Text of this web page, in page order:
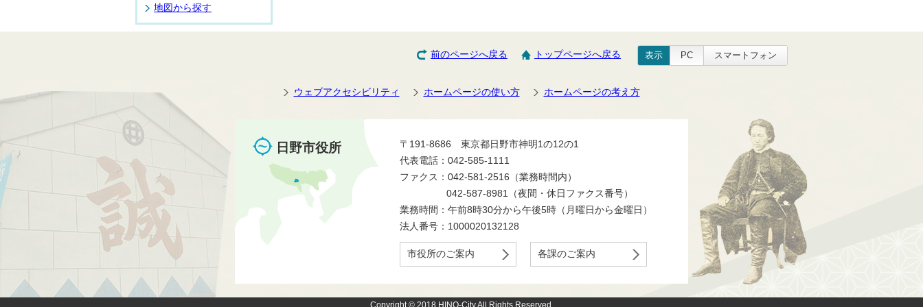
地図から探す
前のページへ戻る トップページへ戻る 表示 PC スマートフォン
ウェブアクセシビリティ ホームページの使い方 ホームページの考え方
日野市役所
〒191-8686 東京都日野市神明1の12の1
代表電話：042-585-1111
ファクス：042-581-2516（業務時間内）
042-587-8981（夜間・休日ファクス番号）
業務時間：午前8時30分から午後5時（月曜日から金曜日）
法人番号：1000020132128
市役所のご案内 各課のご案内
Copyright © 2018 HINO-City All Rights Reserved.